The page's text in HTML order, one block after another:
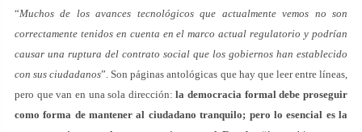
“Muchos de los avances tecnológicos que actualmente vemos no son
correctamente tenidos en cuenta en el marco actual regulatorio y podrían
causar una ruptura del contrato social que los gobiernos han establecido
con sus ciudadanos”. Son páginas antológicas que hay que leer entre líneas,
pero que van en una sola dirección:la democracia formal debe proseguir
como forma de mantener al ciudadano tranquilo; pero lo esencial es la